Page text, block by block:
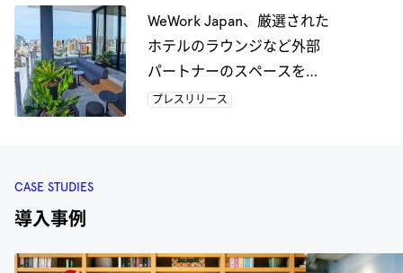
WeWork Japan、厳選された
ホテルのラウンジなど外部
パートナーのスペースをコ
ワーキングスペースとして
プレスリリース
CASE STUDIES
導入事例